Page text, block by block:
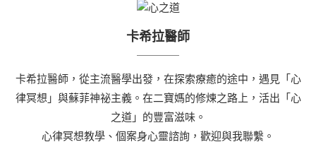
卡希拉醫師
卡希拉醫師，從主流醫學出發，在探索療癒的途中，遇見「心
律冥想」與蘇菲神祕主義。在二寶媽的修煉之路上，活出「心
之道」的豐富滋味。
心律冥想教學、個案身心靈諮詢，歡迎與我聯繫。